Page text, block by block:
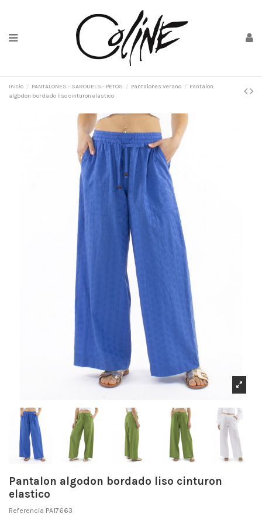
Inicio PANTALONES - SAROUELS - PETOS Pantalones Verano
Pantalon
algodon bordado liso cinturon elastico
Pantalon algodon bordado liso cinturon
elastico
Referencia PA17663